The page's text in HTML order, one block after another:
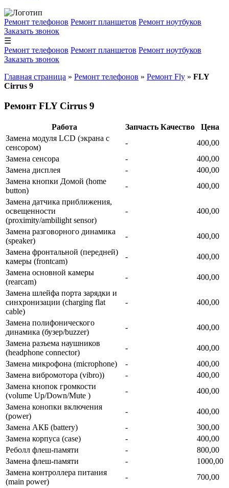
Ремонт телефонов Ремонт планшетов Ремонт ноутбуков
Заказать звонок
☰
Ремонт телефонов Ремонт планшетов Ремонт ноутбуков
Заказать звонок
Главная страница » Ремонт телефонов » Ремонт Fly » FLY
Cirrus 9
Ремонт FLY Cirrus 9
Работа Запчасть Качество
Цена
Замена модуля LCD (экрана с
сенсором)
-
400,00
Замена сенсора
-
400,00
Замена дисплея
-
400,00
Замена кнопки Домой (home
button)
-
400,00
Замена датчика приближения,
освещенности
(proximity/ambilight sensor)
- 400,00
Замена разговорного динамика
(speaker)
-
400,00
Замена фронтальной (передней)
камеры (frontcam)
-
400,00
Замена основной камеры
(rearcam)
-
400,00
Замена шлейфа порта зарядки и
синхронизации (charging flat
cable)
- 400,00
Замена полифонического
динамика (бузер/buzzer)
-
400,00
Замена разъема наушников
(headphone connector)
-
400,00
Замена микрофона (microphone)
-
400,00
Замена вибромотора (vibro))
-
400,00
Замена кнопок громкости
(volume Up/Down/Mute )
-
400,00
Замена конопки включения
(power)
-
400,00
Замена АКБ (battery)
-
300,00
Замена корпуса (сase)
-
400,00
Реболл флеш-памяти
-
800,00
Замена флеш-памяти
-
1000,00
Замена контроллера питания
(main power)
-
700,00